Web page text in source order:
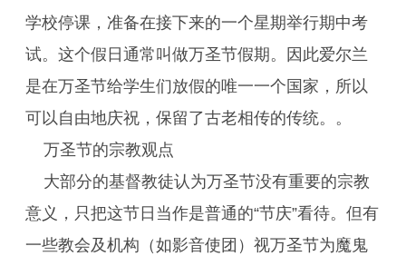
学校停课，准备在接下来的一个星期举行期中考
试。这个假日通常叫做万圣节假期。因此爱尔兰
是在万圣节给学生们放假的唯一一个国家，所以
可以自由地庆祝，保留了古老相传的传统。。
万圣节的宗教观点
大部分的基督教徒认为万圣节没有重要的宗教
意义，只把这节日当作是普通的“节庆”看待。但有
一些教会及机构（如影音使团）视万圣节为魔鬼